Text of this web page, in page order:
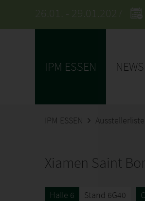
26.01. - 29.01.2027
IPM ESSEN NEWS
IPM ESSEN
Xiamen Saint
Halle 6 Stand 6G40